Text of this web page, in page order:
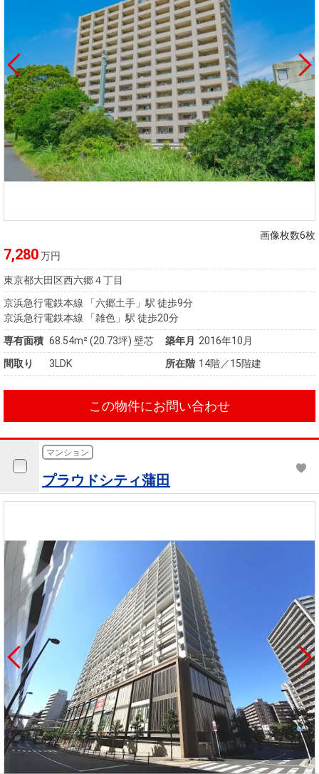
画像枚数6枚
7,280万円
東京都大田区西六郷４丁目
京浜急行電鉄本線 「六郷土手」駅 徒歩9分
京浜急行電鉄本線 「雑色」駅 徒歩20分
専有面積 68.54m²(20.73坪) 壁芯 築年月 2016年10月
間取り
3LDK 所在階 14階／15階建
この物件にお問い合わせ
マンション
プラウドシティ蒲田